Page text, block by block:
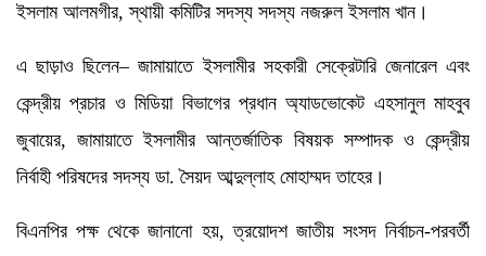
ইসলাম আলমগীর, স্থায়ী কমিটির সদস্য সদস্য নজরুল ইসলাম খান।
এ ছাড়াও ছিলেন– জামায়াতে ইসলামীর সহকারী সেক্রেটারি জেনারেল এবং
কেন্দ্রীয় প্রচার ও মিডিয়া বিভাগের প্রধান অ্যাডভোকেট এহসানুল মাহবুব
জুবায়ের, জামায়াতে ইসলামীর আন্তর্জাতিক বিষয়ক সম্পাদক ও কেন্দ্রীয়
নির্বাহী পরিষদের সদস্য ডা. সৈয়দ আব্দুল্লাহ মোহাম্মদ তাহের।
বিএনপির পক্ষ থেকে জানানো হয়, ত্রয়োদশ জাতীয় সংসদ নির্বাচন-পরবর্তী